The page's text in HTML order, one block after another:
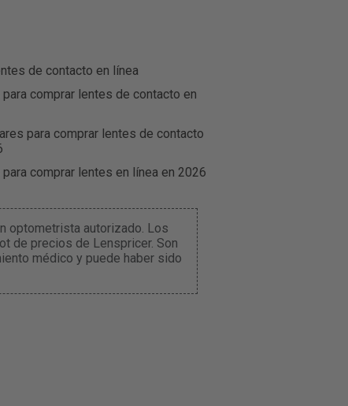
de contacto en línea
comprar lentes de contacto en
para comprar lentes de contacto
comprar lentes en línea en 2026
optometrista autorizado. Los
de precios de Lenspricer. Son
médico y puede haber sido